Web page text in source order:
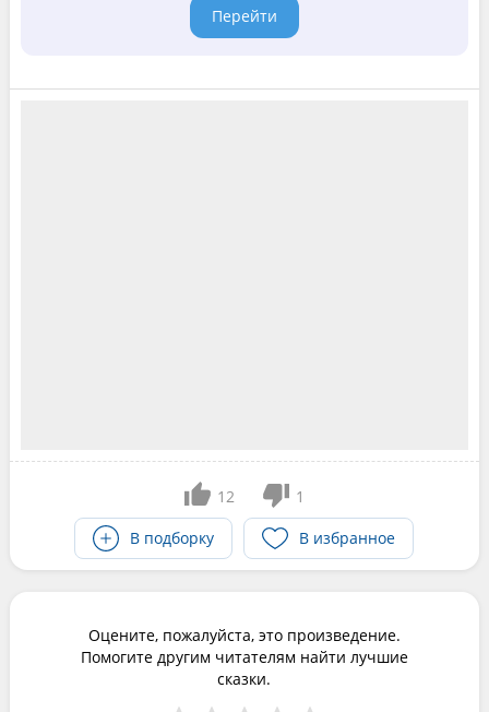
Перейти
12
1
В подборку
В избранное
Оцените, пожалуйста, это произведение.
Помогите другим читателям найти лучшие
сказки.